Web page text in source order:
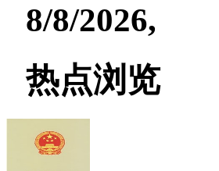
8/8/2026,
热点浏览